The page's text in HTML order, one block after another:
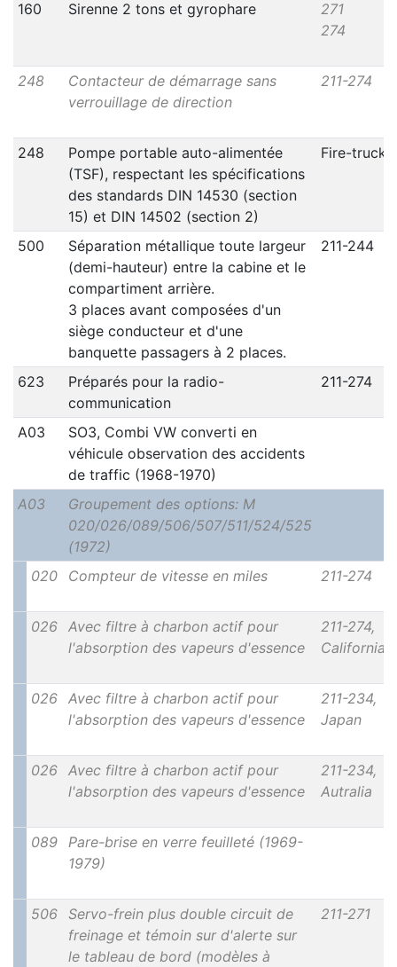
160 Sirenne 2 tons et gyrophare
271
274
248
Contacteur de démarrage sans
verrouillage de direction
211-274
248
Pompe portable auto-alimentée
(TSF), respectant les spécifications
des standards DIN 14530 (section
15) et DIN 14502 (section 2)
Fire-truck
500
Séparation métallique toute largeur
(demi-hauteur) entre la cabine et le
compartiment arrière.
3 places avant composées d'un
siège conducteur et d'une
banquette passagers à 2 places.
211-244
623
Préparés pour la radio-
communication
211-274
A03
SO3, Combi VW converti en
véhicule observation des accidents
de traffic (1968-1970)
A03
Groupement des options: M
020/026/089/506/507/511/524/525
(1972)
020
Compteur de vitesse en miles 211-274
026
Avec filtre à charbon actif pour
l'absorption des vapeurs d'essence
211-274,
California
026
Avec filtre à charbon actif pour
l'absorption des vapeurs d'essence
211-234,
Japan
026
Avec filtre à charbon actif pour
l'absorption des vapeurs d'essence
211-234,
Autralia
089
Pare-brise en verre feuilleté (1969-
1979)
506
Servo-frein plus double circuit de
freinage et témoin sur d'alerte sur
le tableau de bord (modèles à
211-271